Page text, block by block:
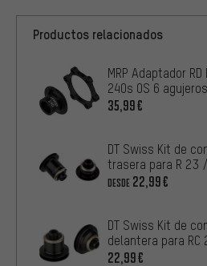
Productos relacionados
MRP Adaptador
240s OS 6 agujeros
35,99€
DT Swiss Kit de
trasera para R 23
DB / 350 / 240s
DESDE 22,99€
DT Swiss Kit de
delantera para RC
DB/EX/XM/XR 150
22,99€